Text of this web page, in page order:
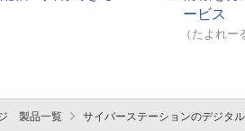
ービス
（たよれ
製品一覧 サイバーステーションのデジタ